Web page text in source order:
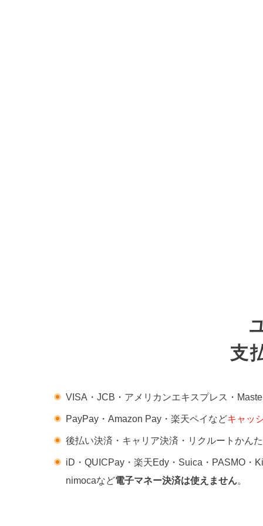
支
VISA・JCB・アメリカンエキスプレス・
PayPay・Amazon Pay・楽天ペイなどキャッ
後払い決済・キャリア決済・リクルートかん
iD・QUICPay・楽天Edy・Suica・PASMO・
nimocaなど電子マネー決済は使えません。